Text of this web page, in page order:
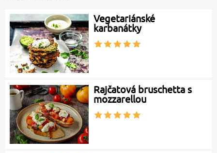
Vegetariánské
karbanátky
Rajčatová bruschetta s
mozzarellou